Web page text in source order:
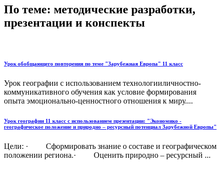
По теме: методические разработки,
презентации и конспекты
Урок обобщающего повторения по теме "Зарубежная Европа" 11 класс
Урок географии с использованием технологииличностно-
коммуникативного обучения как условие формирования
опыта эмоционально-ценностного отношения к миру....
Урок географии 11 класс с использованием презентации: "Экономико -
географическое положение и природно – ресурсный потенциал Зарубежной Европы"
Цели: · Сформировать знание о составе и географическом
положении региона.· Оценить природно – ресурсный ...